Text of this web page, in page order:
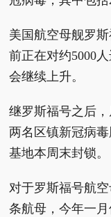
美国航空母舰罗
前正在对约5000
会继续上升。
继罗斯福号之后
两名区镇新冠病
基地本周末封锁。
对于罗斯福号航
条航母，今年一